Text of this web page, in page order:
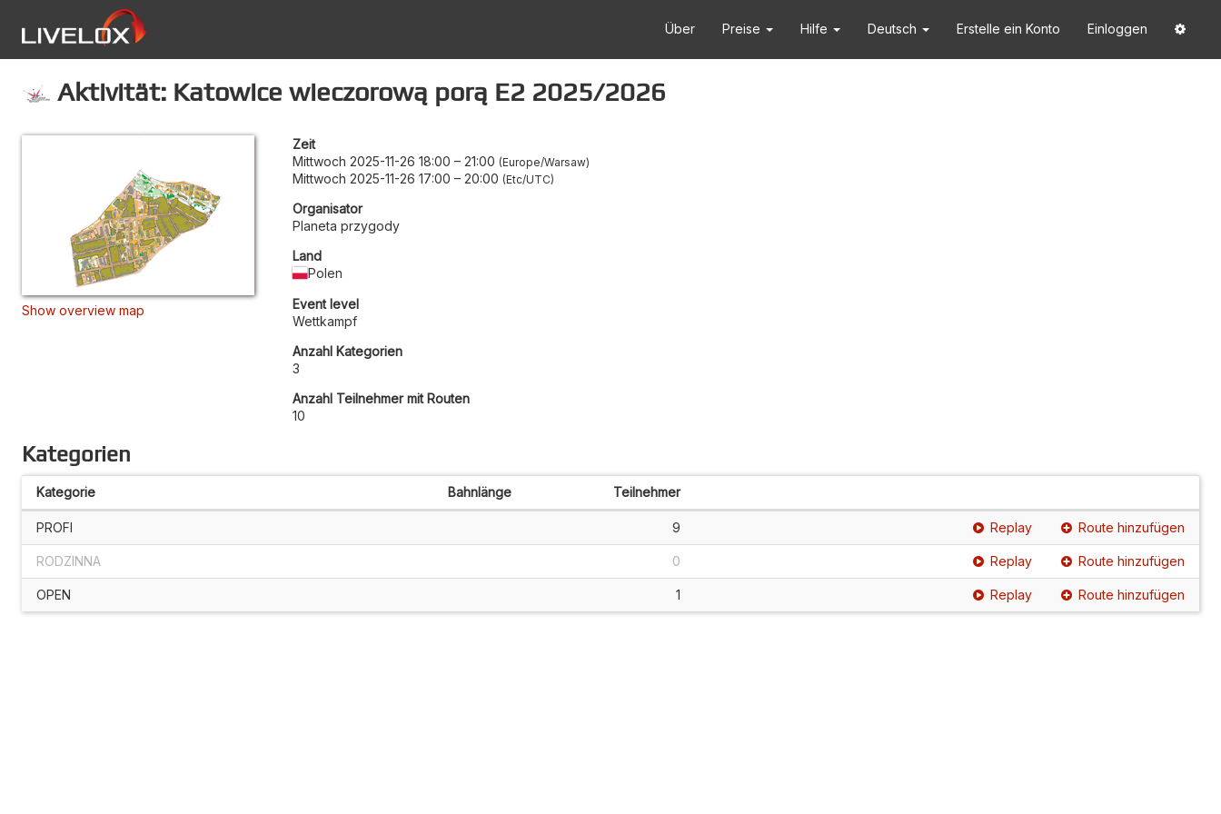
Über Preise Hilfe Deutsch Erstelle ein Konto Einloggen
Aktivität: Katowice wieczorową porą E2 2025/2026
Show overview map
Zeit
Mittwoch 2025-11-26 18:00 – 21:00 Europe/Warsaw
Mittwoch 2025-11-26 17:00 – 20:00 Etc/UTC
Organisator
Planeta przygody
Land
Polen
Event level
Wettkampf
Anzahl Kategorien
3
Anzahl Teilnehmer mit Routen
10
Kategorien
Kategorie Bahnlänge Teilnehmer
PROFI 9 Replay Route hinzufügen
RODZINNA 0 Replay Route hinzufügen
OPEN 1 Replay Route hinzufügen